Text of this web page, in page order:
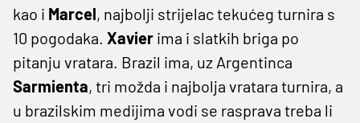
kao i Marcel, najbolji strijelac tekućeg turnira s
10 pogodaka. Xavier ima i slatkih briga po
pitanju vratara. Brazil ima, uz Argentinca
Sarmienta, tri možda i najbolja vratara turnira, a
u brazilskim medijima vodi se rasprava treba li